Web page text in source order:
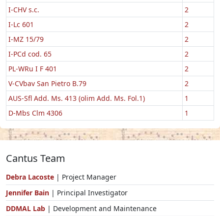
I-CHV s.c.
2
I-Lc 601
2
I-MZ 15/79
2
I-PCd cod. 65
2
PL-WRu I F 401
2
V-CVbav San Pietro B.79
2
AUS-Sfl Add. Ms. 413 (olim Add. Ms. Fol.1)
1
D-Mbs Clm 4306
1
Cantus Team
Debra Lacoste | Project Manager
Jennifer Bain | Principal Investigator
DDMAL Lab | Development and Maintenance